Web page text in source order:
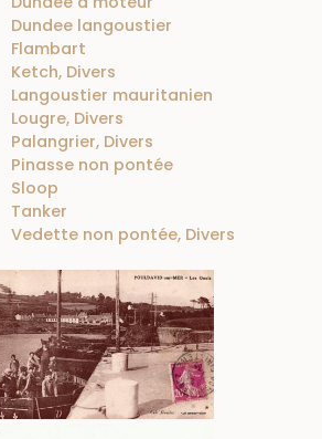
Dundee langoustier
Flambart
Ketch, Divers
Langoustier mauritanien
Lougre, Divers
Palangrier, Divers
Pinasse non pontée
Sloop
Tanker
Vedette non pontée, Divers